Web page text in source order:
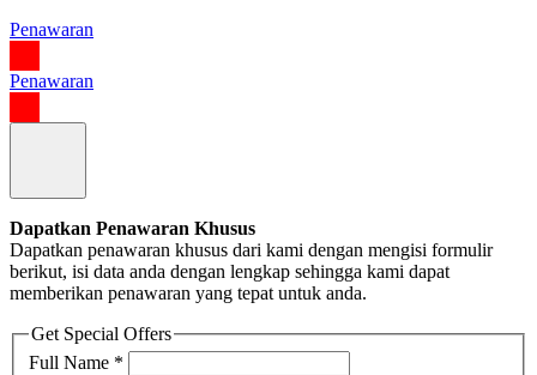
Penawaran
Penawaran
Dapatkan Penawaran Khusus
Dapatkan penawaran khusus dari kami dengan mengisi formulir
berikut, isi data anda dengan lengkap sehingga kami dapat
memberikan penawaran yang tepat untuk anda.
Get Special Offers
Full Name *